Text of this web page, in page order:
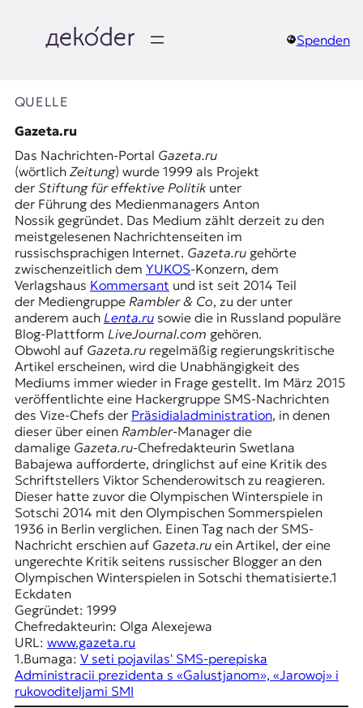
springen
e
k
o
d
e
r
|
D
E
K
O
D
E
R
W
s
s
e
n
J
o
Spenden
QUELLE
Gazeta.ru
Das Nachrichten-Portal Gazeta.ru
(wörtlich Zeitung) wurde 1999 als Projekt
der Stiftung für effektive Politikunter
der Führung des Medienmanagers Anton
Nossik gegründet. Das Medium zählt derzeit zu den
meistgelesenen Nachrichtenseiten im
russischsprachigen Internet. Gazeta.rugehörte
zwischenzeitlich dem YUKOS-Konzern, dem
Verlagshaus Kommersant und ist seit 2014 Teil
der Mediengruppe Rambler & Co, zu der unter
anderem auch Lenta.rusowie die in Russland populäre
Blog-Plattform LiveJournal.com gehören.
Obwohl auf Gazeta.ruregelmäßig regierungskritische
Artikel erscheinen, wird die Unabhängigkeit des
Mediums immer wieder in Frage gestellt. Im März 2015
veröffentlichte eine Hackergruppe SMS-Nachrichten
des Vize-Chefs der Präsidialadministration, in denen
dieser über einen Rambler-Manager die
damalige Gazeta.ru-Chefredakteurin Swetlana
Babajewa aufforderte, dringlichst auf eine Kritik des
Schriftstellers Viktor Schenderowitsch zu reagieren.
Dieser hatte zuvor die Olympischen Winterspiele in
Sotschi 2014 mit den Olympischen Sommerspielen
1936 in Berlin verglichen. Einen Tag nach der SMS-
Nachricht erschien auf Gazeta.ruein Artikel, der eine
ungerechte Kritik seitens russischer Blogger an den
Olympischen Winterspielen in Sotschi thematisierte.1
Eckdaten
Gegründet: 1999
Chefredakteurin: Olga Alexejewa
URL: www.gazeta.ru
1.Bumaga: V seti pojavilas' SMS-perepiska
Administracii prezidenta s «Galustjanom», «Jarowoj» i
rukovoditeljami SMI